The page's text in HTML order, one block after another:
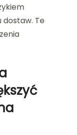
dostaw. Te